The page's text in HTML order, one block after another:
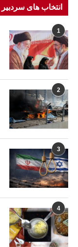
انتخاب های سردبیر
1
2
3
4